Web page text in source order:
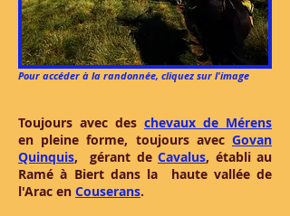
Toujours avec des chevaux de Mérens
en pleine forme, toujours avec Govan
Quinquis, gérant de Cavalus, établi au
Ramé à Biert dans la haute vallée de
l'Arac en Couserans.
Pour accéder à la randonnée, cliquez sur l'image